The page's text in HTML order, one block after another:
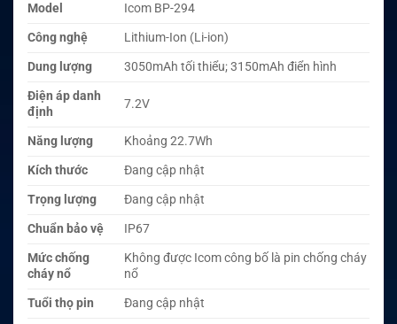
Model
Icom BP-294
Công nghệ
Lithium-Ion (Li-ion)
Dung lượng
3050mAh tối thiểu; 3150mAh điển hình
Điện áp danh
định
7.2V
Năng lượng
Khoảng 22.7Wh
Kích thước
Đang cập nhật
Trọng lượng
Đang cập nhật
Chuẩn bảo vệ
IP67
Mức chống
cháy nổ
Không được Icom công bố là pin chống cháy
nổ
Tuổi thọ pin
Đang cập nhật